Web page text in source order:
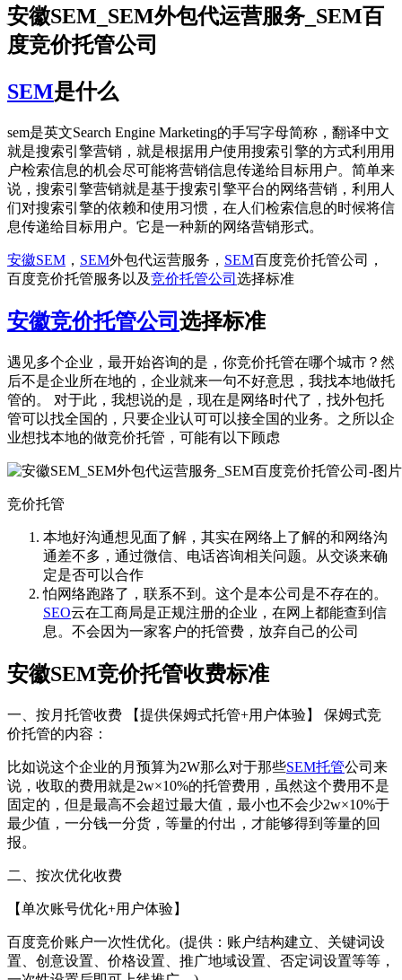
安徽SEM_SEM外包代运营服务_SEM百
度竞价托管公司
SEM是什么
sem是英文Search Engine Marketing的手写字母简称，翻译中文
就是搜索引擎营销，就是根据用户使用搜索引擎的方式利用用
户检索信息的机会尽可能将营销信息传递给目标用户。简单来
说，搜索引擎营销就是基于搜索引擎平台的网络营销，利用人
们对搜索引擎的依赖和使用习惯，在人们检索信息的时候将信
息传递给目标用户。它是一种新的网络营销形式。
安徽SEM ， SEM外包代运营服务， SEM百度竞价托管公司，
百度竞价托管服务以及竞价托管公司 选择标准
安徽竞价托管公司选择标准
遇见多个企业，最开始咨询的是，你竞价托管在哪个城市？然
后不是企业所在地的，企业就来一句不好意思，我找本地做托
管的。 对于此，我想说的是，现在是网络时代了，找外包托
管可以找全国的，只要企业认可可以接全国的业务。之所以企
业想找本地的做竞价托管，可能有以下顾虑
竞价托管
本地好沟通想见面了解，其实在网络上了解的和网络沟
通差不多，通过微信、电话咨询相关问题。从交谈来确
定是否可以合作
怕网络跑路了，联系不到。这个是本公司是不存在的。
SEO云在工商局是正规注册的企业，在网上都能查到信
息。不会因为一家客户的托管费，放弃自己的公司
安徽SEM竞价托管收费标准
一、按月托管收费 【提供保姆式托管+用户体验】 保姆式竞
价托管的内容：
比如说这个企业的月预算为2W那么对于那些SEM托管公司来
说，收取的费用就是2w×10%的托管费用，虽然这个费用不是
固定的，但是最高不会超过最大值，最小也不会少2w×10%于
最少值，一分钱一分货，等量的付出，才能够得到等量的回
报。
二、按次优化收费
【单次账号优化+用户体验】
百度竞价账户一次性优化。(提供：账户结构建立、关键词设
置、创意设置、价格设置、推广地域设置、否定词设置等等，